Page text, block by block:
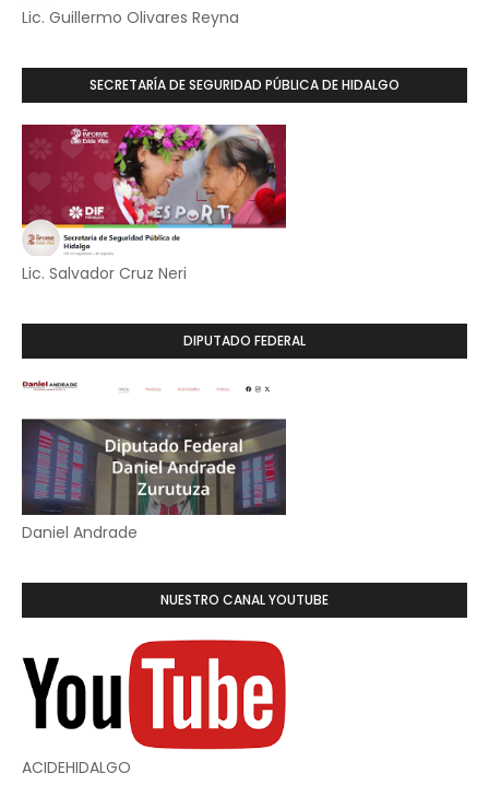
Lic. Guillermo Olivares Reyna
SECRETARÍA DE SEGURIDAD PÚBLICA DE HIDALGO
Lic. Salvador Cruz Neri
DIPUTADO FEDERAL
Daniel Andrade
NUESTRO CANAL YOUTUBE
ACIDEHIDALGO